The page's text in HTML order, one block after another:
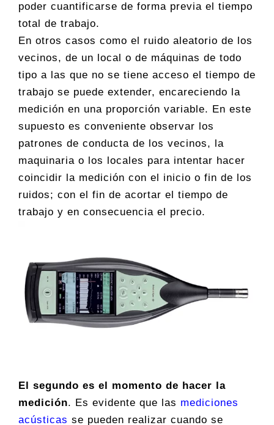
poder cuantificarse de forma previa el tiempo
total de trabajo.
En otros casos como el ruido aleatorio de los
vecinos, de un local o de máquinas de todo
tipo a las que no se tiene acceso el tiempo de
trabajo se puede extender, encareciendo la
medición en una proporción variable. En este
supuesto es conveniente observar los
patrones de conducta de los vecinos, la
maquinaria o los locales para intentar hacer
coincidir la medición con el inicio o fin de los
ruidos; con el fin de acortar el tiempo de
trabajo y en consecuencia el precio.
El segundo es el momento de hacer la
medición. Es evidente que las mediciones
acústicas se pueden realizar cuando se